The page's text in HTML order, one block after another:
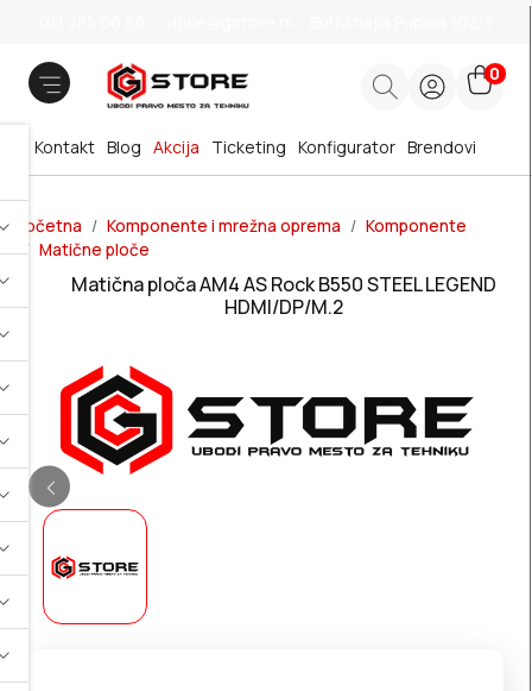
0
Brendovi
Blog Akcija
Kontakt Ticketing Konfigurator
Početna Komponente i mrežna oprema
Komponente
Matične ploče
Matična ploča AM4 AS Rock B550 STEEL LEGEND
HDMI/DP/M.2